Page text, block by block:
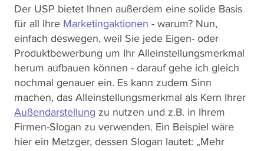
Der USP bietet Ihnen außerdem eine solide Basis
für all Ihre Marketingaktionen - warum? Nun,
einfach deswegen, weil Sie jede Eigen- oder
Produktbewerbung um Ihr Alleinstellungsmerkmal
herum aufbauen können - darauf gehe ich gleich
nochmal genauer ein. Es kann zudem Sinn
machen, das Alleinstellungsmerkmal als Kern Ihrer
Außendarstellung zu nutzen und z.B. in Ihrem
Firmen-Slogan zu verwenden. Ein Beispiel wäre
hier ein Metzger, dessen Slogan lautet: „Mehr